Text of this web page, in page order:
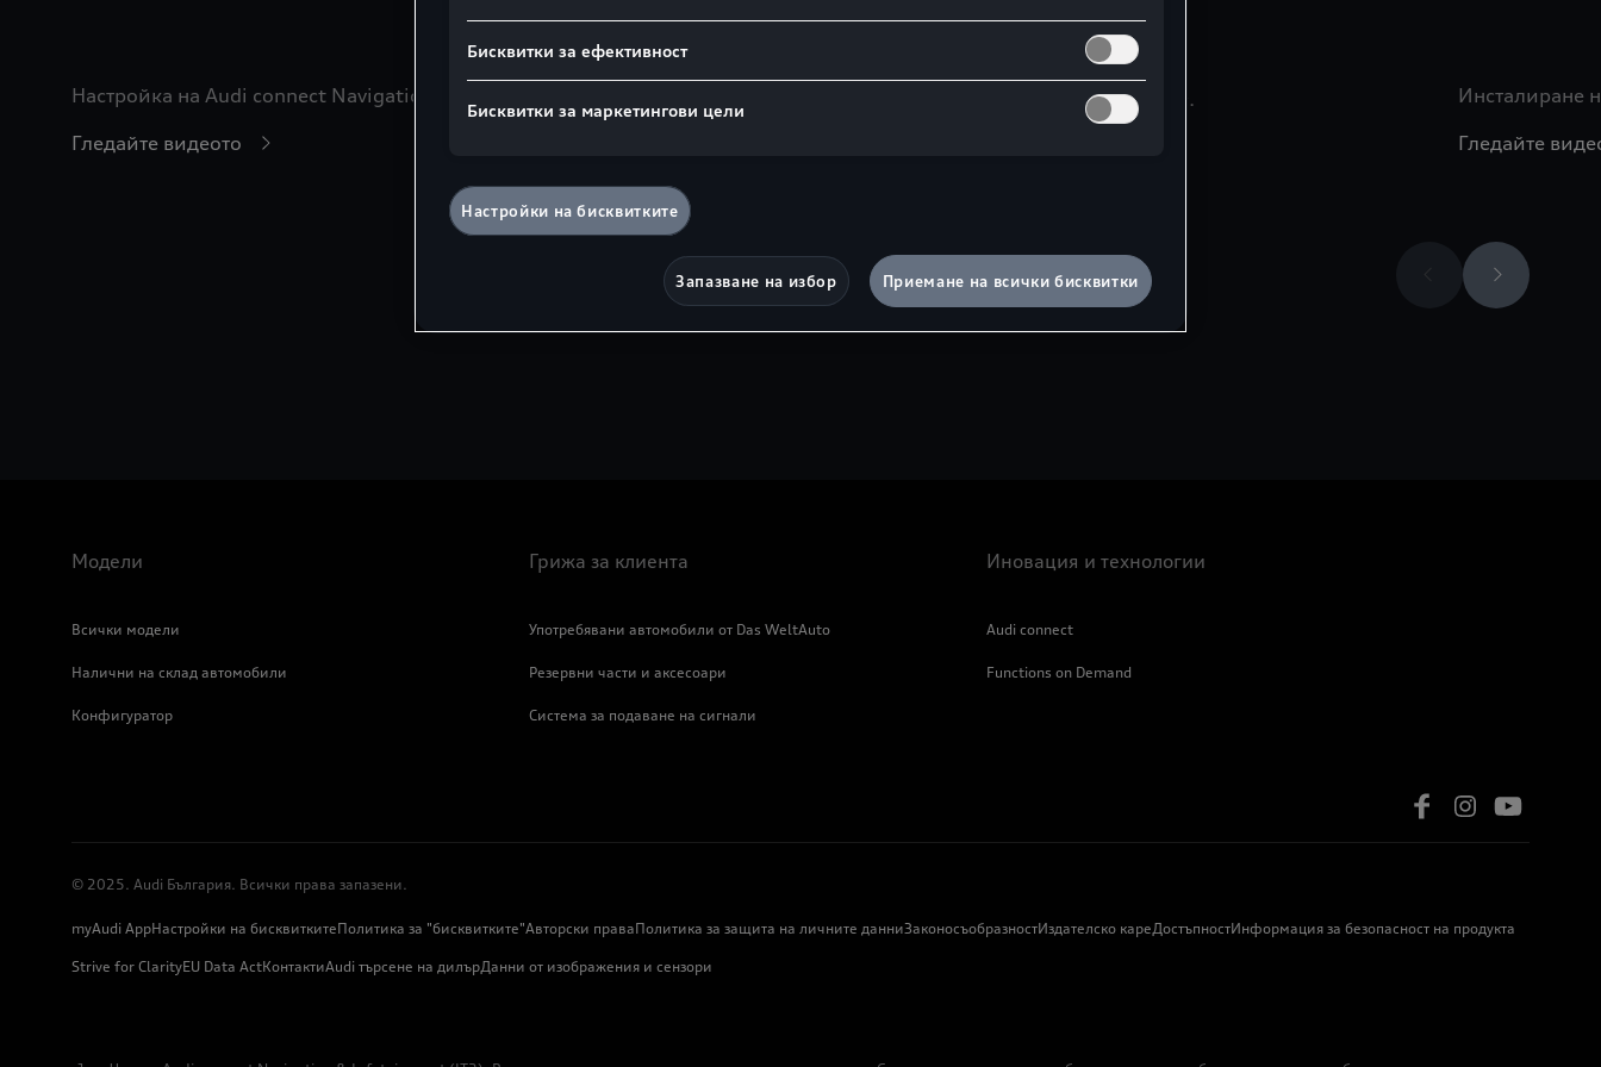
Настройка на Audi connect Navigation & Infotainment.
Гледайте видеото
Навременно предупреждение за опасности
.
Инсталиране
Гледайте
Модели
Всички модели
Налични на склад автомобили
Конфигуратор
Грижа за клиента
Употребявани автомобили от Das WeltAuto
Резервни части и аксесоари
Система за подаване на сигнали
Иновация и технологии
Audi connect
Functions on Demand
© 2025. Audi България. Всички права запазени.
myAudi AppНастройки на бисквиткитеПолитика за "бисквитките"Авторски праваПолитика за защита на личните данниЗаконосъобразностИздателско кареДостъпностИнформация за безопасност на продукта
Strive for ClarityEU Data ActКонтактиAudi търсене на дилърДанни от изображения и сензори
Бисквитки за ефективност
Бисквитки за маркетингови цели
Настройки на бисквитките
Запазване на избор Приемане на всички бисквитки